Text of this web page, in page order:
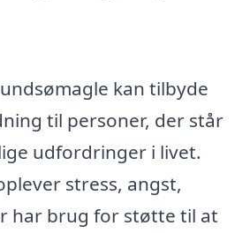
kan tilbyde
til personer, der står
udfordringer i livet.
stress, angst,
har brug for støtte til at